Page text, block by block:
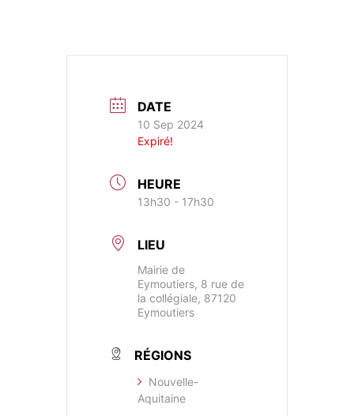
DATE
10 Sep 2024
Expiré!
HEURE
13h30 - 17h30
LIEU
Mairie de
Eymoutiers, 8 rue de
la collégiale, 87120
Eymoutiers
RÉGIONS
Nouvelle-
Aquitaine